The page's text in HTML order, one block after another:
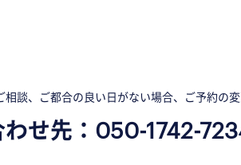
相談、ご都合の良い日がない場合、ご予約の
せ先： 050-1742-